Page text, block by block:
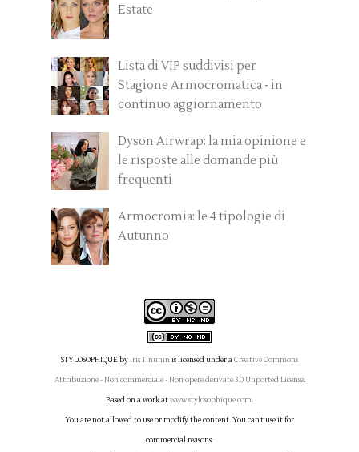
Estate
Lista di VIP suddivisi per
Stagione Armocromatica - in
continuo aggiornamento
Dyson Airwrap: la mia opinione e
le risposte alle domande più
frequenti
Armocromia: le 4 tipologie di
Autunno
STYLOSOPHIQUEbyIris Tinuninis licensed under aCreative Commons
Attribuzione - Non commerciale - Non opere derivate 3.0 Unported License.
Based on a work atwww.stylosophique.com.
You are not allowed to use or modify the content. You can't use it for
commercial reasons.